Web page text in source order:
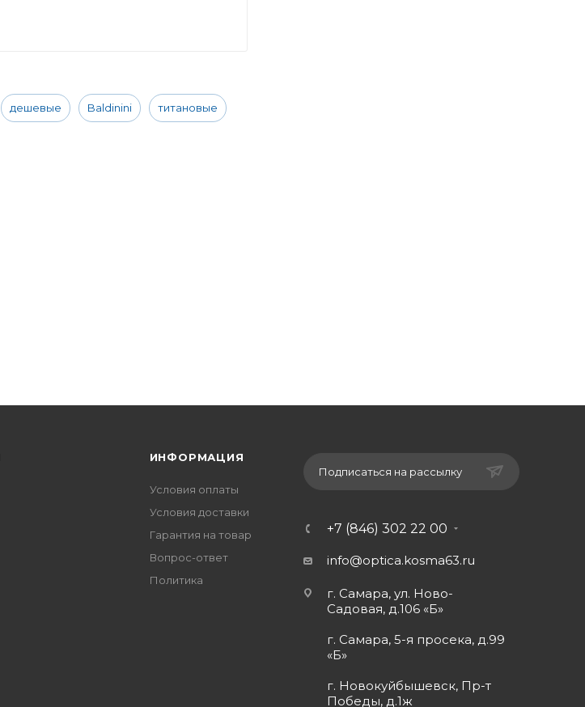
дешевые Baldinini титановые
ИНФОРМАЦИЯ
Условия оплаты
Условия доставки
Гарантия на товар
Вопрос-ответ
Политика
Подписаться на рассылку
+7 (846) 302 22 00
info@optica.kosma63.ru
г. Самара, ул. Ново-
Садовая, д.106 «Б»
г. Самара, 5-я просека, д.99
«Б»
г. Новокуйбышевск, Пр-т
Победы, д.1ж